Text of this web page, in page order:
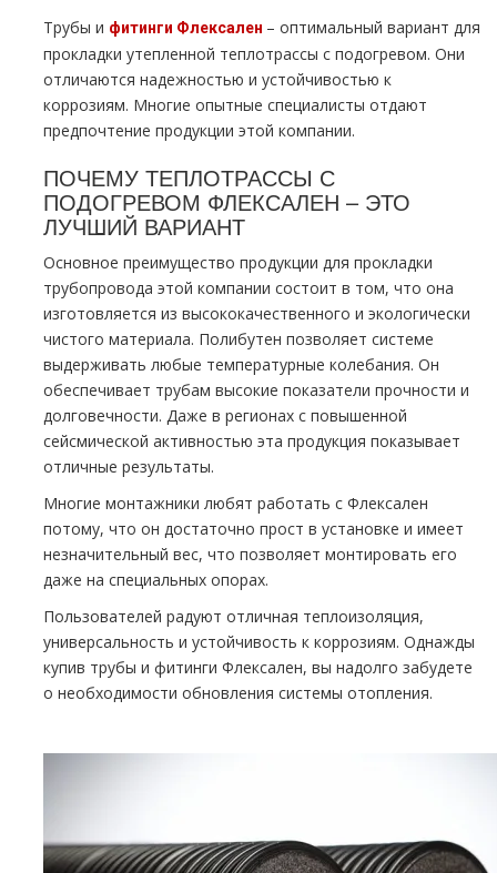
Трубы и фитинги Флексален – оптимальный вариант для
прокладки утепленной теплотрассы с подогревом. Они
отличаются надежностью и устойчивостью к
коррозиям. Многие опытные специалисты отдают
предпочтение продукции этой компании.
ПОЧЕМУ ТЕПЛОТРАССЫ С
ПОДОГРЕВОМ ФЛЕКСАЛЕН – ЭТО
ЛУЧШИЙ ВАРИАНТ
Основное преимущество продукции для прокладки
трубопровода этой компании состоит в том, что она
изготовляется из высококачественного и экологически
чистого материала. Полибутен позволяет системе
выдерживать любые температурные колебания. Он
обеспечивает трубам высокие показатели прочности и
долговечности. Даже в регионах с повышенной
сейсмической активностью эта продукция показывает
отличные результаты.
Многие монтажники любят работать с Флексален
потому, что он достаточно прост в установке и имеет
незначительный вес, что позволяет монтировать его
даже на специальных опорах.
Пользователей радуют отличная теплоизоляция,
универсальность и устойчивость к коррозиям. Однажды
купив трубы и фитинги Флексален, вы надолго забудете
о необходимости обновления системы отопления.